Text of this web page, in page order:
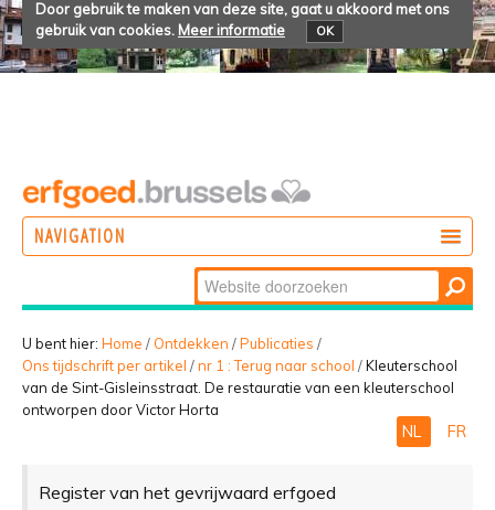
Door gebruik te maken van deze site, gaat u akkoord met ons
gebruik van cookies. Meer informatie OK
NAVIGATION
BELEVEN
Zoek
Geavanceerd
zoeken...
U bent hier: Home / Ontdekken /Publicaties /
Ons tijdschrift per artikel /nr 1 : Terug naar school /Kleuterschool
van de Sint-Gisleinsstraat. De restauratie van een kleuterschool
ontworpen door Victor Horta
NL FR
Register van het gevrijwaard erfgoed